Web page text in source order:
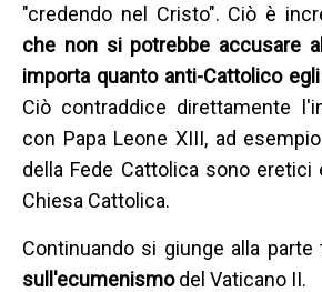
"credendo nel Cristo". Ciò è
che non si potrebbe accusare
importa quanto anti-Cattolico
Ciò contraddice direttamente
con Papa Leone XIII, ad
della Fede Cattolica sono
Chiesa Cattolica.
Continuando si giunge alla parte
sull'ecumenismodel Vaticano II.